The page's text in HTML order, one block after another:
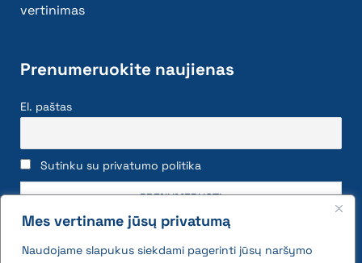
Mes vertiname jūsų privatumą
Naudojame slapukus siekdami pagerinti jūsų naršymo
vertinimas
Prenumeruokite naujienas
El. paštas
Sutinku su privatumo politika